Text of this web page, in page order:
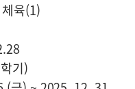
육(1)
기)